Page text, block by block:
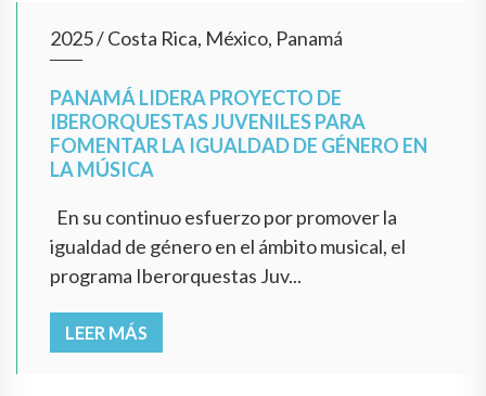
2025/Costa Rica, México, Panamá
PANAMÁ LIDERA PROYECTO DE
IBERORQUESTAS JUVENILES PARA
FOMENTAR LA IGUALDAD DE GÉNERO EN
LA MÚSICA
En su continuo esfuerzo por promover la
igualdad de género en el ámbito musical, el
programa Iberorquestas Juv...
LEER MÁS